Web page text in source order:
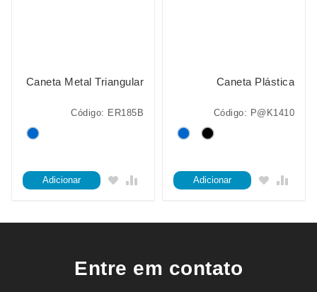
Caneta Metal Triangular
Código: ER185B
Adicionar
Caneta Plástica
Código: P@K1410
Adicionar
Entre em contato